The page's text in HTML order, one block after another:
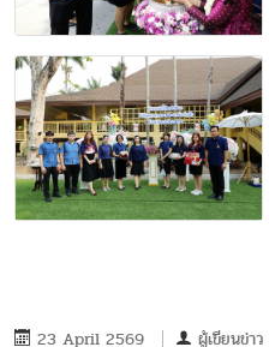
23 April 2569 ผู้เขียนข่าว